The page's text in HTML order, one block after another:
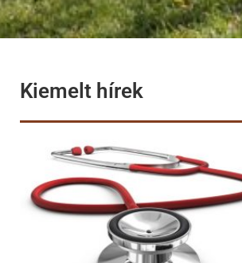
Kiemelt hírek